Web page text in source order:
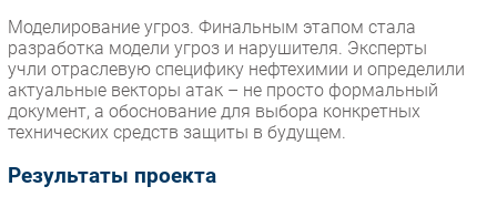
Моделирование угроз. Финальным этапом стала
разработка модели угроз и нарушителя. Эксперты
учли отраслевую специфику нефтехимии и определили
актуальные векторы атак – не просто формальный
документ, а обоснование для выбора конкретных
технических средств защиты в будущем.
Результаты проекта